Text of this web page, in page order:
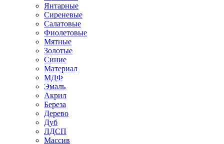
Янтарные
Сиреневые
Салатовые
Фиолетовые
Мятные
Золотые
Синие
Материал
МДФ
Эмаль
Акрил
Береза
Дерево
Дуб
ЛДСП
Массив